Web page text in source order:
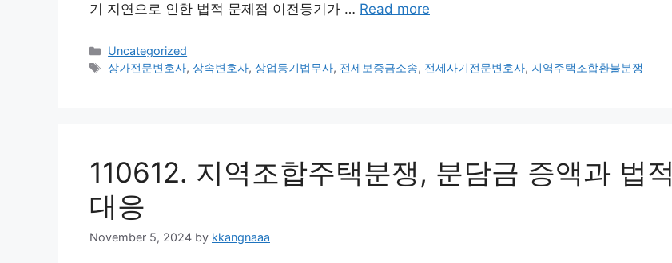
기 지연으로 인한 법적 문제점 이전등기가 … Read more
Categories
Uncategorized
Tags
상가전문변호사,상속변호사,상업등기법무사, 전세보증금소송, 전세사기전문변호사, 지역주택조합환불분쟁
110612. 지역조합주택분쟁, 분담금 증액과 법적
대응
November 5, 2024 by kkangnaaa